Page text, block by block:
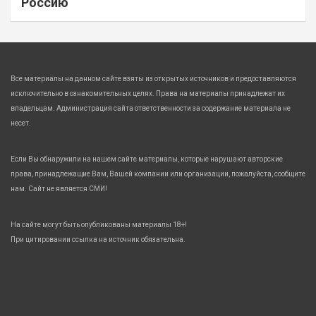
Все материалы на данном сайте взяты из открытых источников и предоставляются
исключительно в ознакомительных целях. Права на материалы принадлежат их
владельцам. Администрация сайта ответственности за содержание материала не
несет.
Если Вы обнаружили на нашем сайте материалы, которые нарушают авторские
права, принадлежащие Вам, Вашей компании или организации, пожалуйста, сообщите
нам. Сайт не является СМИ!
На сайте могут быть опубликованы материалы 18+!
При цитировании ссылка на источник обязательна.